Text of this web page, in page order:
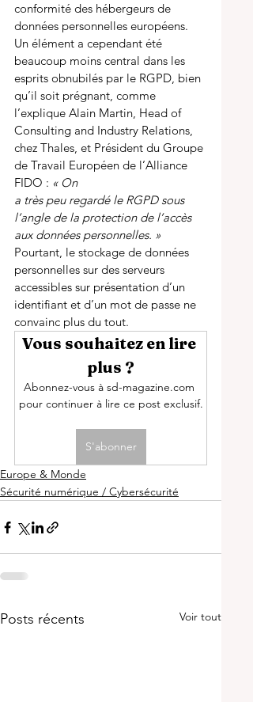
conformité des hébergeurs de
données personnelles européens.
Un élément a cependant été
beaucoup moins central dans les
esprits obnubilés par le RGPD, bien
qu’il soit prégnant, comme
l’explique Alain Martin, Head of
Consulting and Industry Relations,
chez Thales, et Président du Groupe
de Travail Européen de l’Alliance
FIDO : « On
a très peu regardé le RGPD sous
l’angle de la protection de l’accès
aux données personnelles. »
Pourtant, le stockage de données
personnelles sur des serveurs
accessibles sur présentation d’un
identifiant et d’un mot de passe ne
convainc plus du tout.
Vous souhaitez en lire
plus ?
Abonnez-vous à sd-magazine.com
pour continuer à lire ce post exclusif.
S'abonner
Europe & Monde
Sécurité numérique / Cybersécurité
Posts récents Voir tout